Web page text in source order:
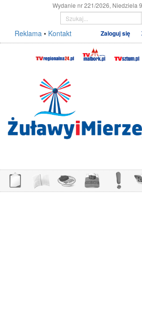
Wydanie nr 221/2026, Niedziela
Reklama • Kontakt Zaloguj się